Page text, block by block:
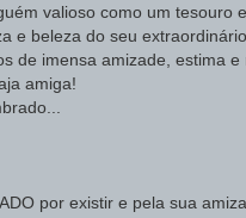
valioso como um tesouro
e beleza do seu
de imensa amizade, estima e
amiga!
por existir e pela sua